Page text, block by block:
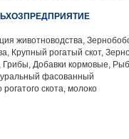
животноводства,
Крупный рогатый скот,
Добавки кормовые,
фасованный
рогатого скота, молоко